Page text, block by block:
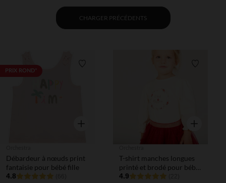
CHARGER PRÉCÉDENTS
PRIX ROND*
Aperçu rapide
Débardeur à nœuds print
fantaisie pour bébé fille
4.8
Aperçu
T-shirt manches longues
printé et brodé pour bébé
fille
4.9